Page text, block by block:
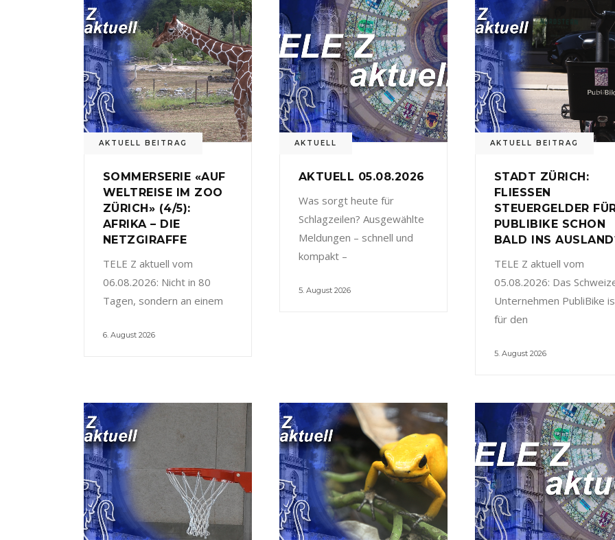
AKTUELL BEITRAG
SOMMERSERIE «AUF
WELTREISE IM ZOO
ZÜRICH» (4/5):
AFRIKA – DIE
NETZGIRAFFE
TELE Z aktuell vom
06.08.2026: Nicht in 80
Tagen, sondern an einem
6. August 2026
AKTUELL
AKTUELL 05.08.2026
Was sorgt heute für
Schlagzeilen? Ausgewählte
Meldungen – schnell und
kompakt –
5. August 2026
AKTUELL BEITRAG
STADT ZÜRICH:
FLIESSEN
STEUERGELDER
PUBLIBIKE SCHON
BALD INS
TELE Z aktuell vom
05.08.2026: Das
Unternehmen PubliBike
für den
5. August 2026